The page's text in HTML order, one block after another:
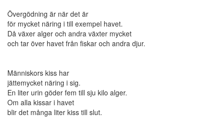
Övergödning är när det är
för mycket näring i till exempel havet.
Då växer alger och andra växter mycket
och tar över havet från fiskar och andra djur.
Människors kiss har
jättemycket näring i sig.
En liter urin göder fem till sju kilo alger.
Om alla kissar i havet
blir det många liter kiss till slut.